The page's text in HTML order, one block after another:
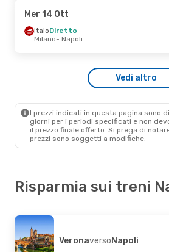
TrenitaliaDiretto
Roma - Napoli
TrenitaliaDiretto
Napoli - Roma
- Gio 8 Ott
Mer 14 Ott
ItaloDiretto
Milano- Napoli
Vedi altro
I prezzi indicati in questa pagina sono
giorni per i periodi specificati e non
il ​​prezzo finale offerto. Si prega di
prezzi sono soggetti a modifiche.
Risparmia sui treni
VeronaversoNapoli